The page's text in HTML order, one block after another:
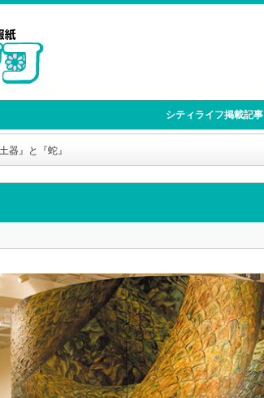
シティライフ掲載記事
器』と『蛇』